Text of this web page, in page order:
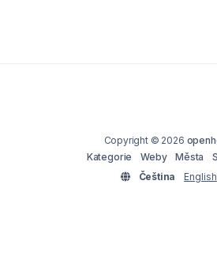
Copyright © 2026
Kategorie
Weby Města
Čeština
English